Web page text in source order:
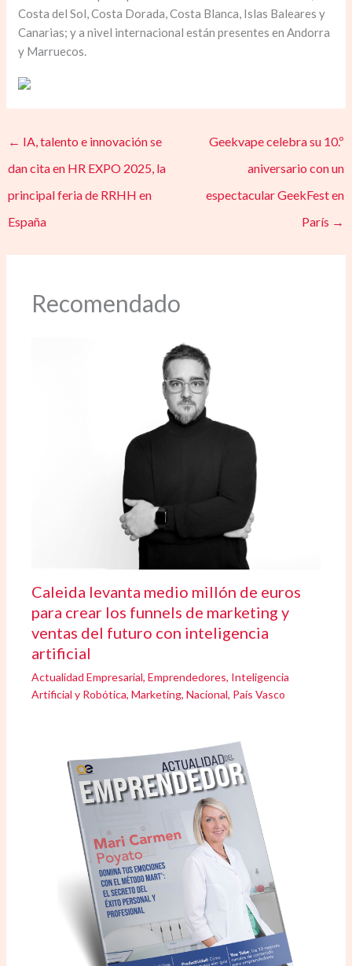
Costa del Sol, Costa Dorada, Costa Blanca, Islas Baleares y
Canarias; y a nivel internacional están presentes en Andorra
y Marruecos.
← IA, talento e innovación se
dan cita en HR EXPO 2025, la
principal feria de RRHH en
España
Geekvape celebra su 10.º
aniversario con un
espectacular GeekFest en
París →
Recomendado
Caleida levanta medio millón de euros
para crear los funnels de marketing y
ventas del futuro con inteligencia
artificial
Actualidad Empresarial,Emprendedores, Inteligencia
Artificial y Robótica,Marketing,Nacional, País Vasco